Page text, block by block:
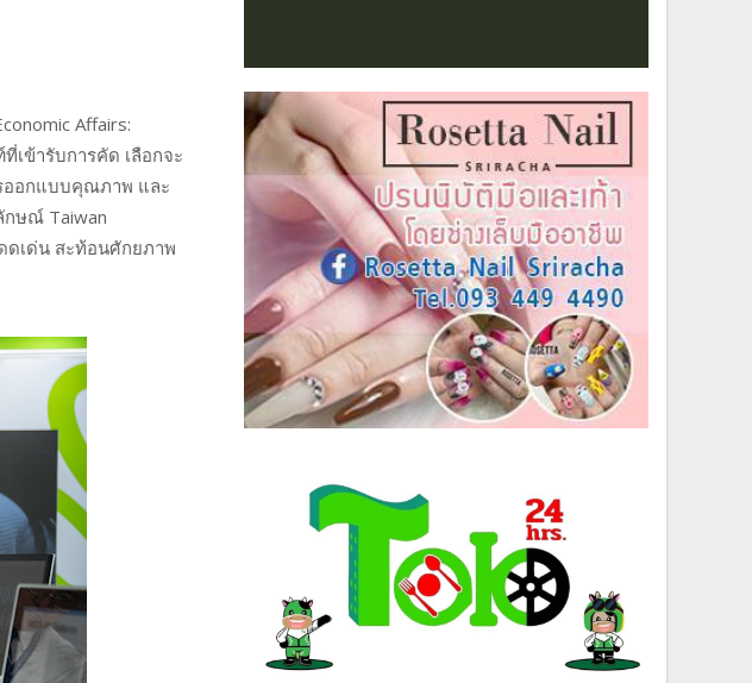
Affairs:
ข้ารับการคัด เลือกจะ
ออกแบบคุณภาพ และ
ษณ์ Taiwan
ดเด่น สะท้อนศักยภาพ